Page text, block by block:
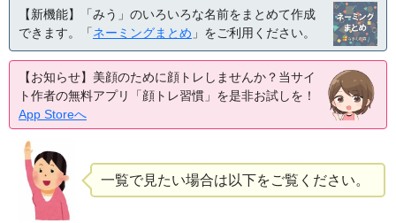
【新機能】「みう」のいろいろな名前をまとめて作成
できます。「ネーミングまとめ 」をご利用ください。
【お知らせ】美顔のために顔トレしませんか？当サイ
ト作者の無料アプリ「顔トレ習慣」を是非お試しを！
App Storeへ
一覧で見たい場合は以下をご覧ください。